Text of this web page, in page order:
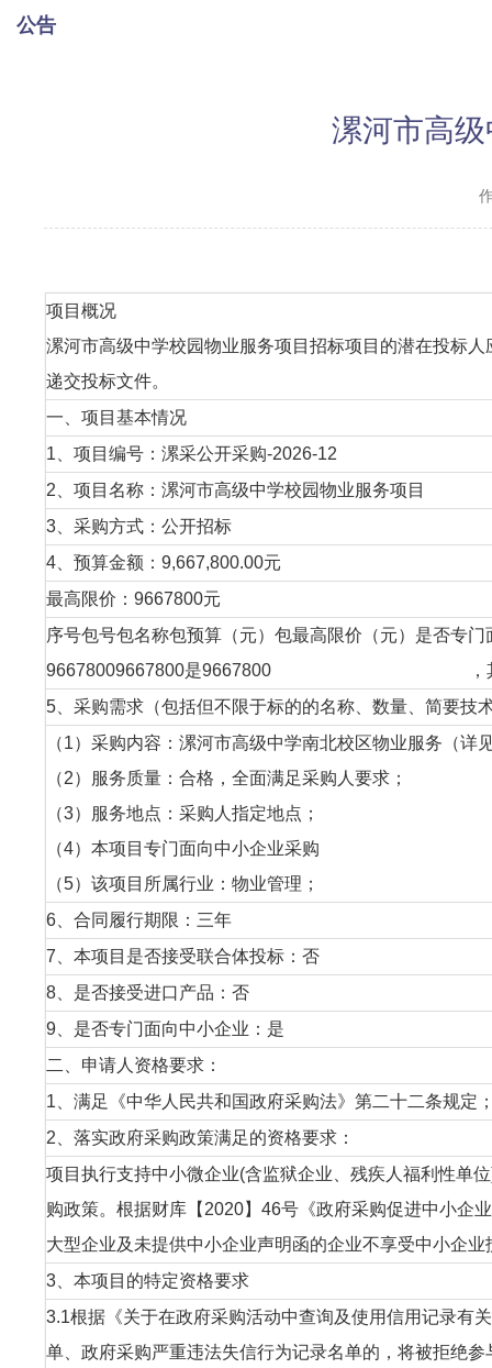
公告
漯河市高
项目概况
漯河市高级中学校园物业服务项目招标项目的潜在投标
递交投标文件。
一、项目基本情况
1、项目编号：漯采公开采购-2026-12
2、项目名称：漯河市高级中学校园物业服务项目
3、采购方式：公开招标
4、预算金额：9,667,800.00元
最高限价：9667800元
序号包号包名称包预算（元）包最高限价（元）是否专
96678009667800是9667800 ，其中小
5、采购需求（包括但不限于标的的名称、数量、简要技
（1）采购内容：漯河市高级中学南北校区物业服务（详
（2）服务质量：合格，全面满足采购人要求；
（3）服务地点：采购人指定地点；
（4）本项目专门面向中小企业采购
（5）该项目所属行业：物业管理；
6、合同履行期限：三年
7、本项目是否接受联合体投标：否
8、是否接受进口产品：否
9、是否专门面向中小企业：是
二、申请人资格要求：
1、满足《中华人民共和国政府采购法》第二十二条规定
2、落实政府采购政策满足的资格要求：
项目执行支持中小微企业(含监狱企业、残疾人福利性单
购政策。根据财库【2020】46号《政府采购促进中小企
大型企业及未提供中小企业声明函的企业不享受中小企
3、本项目的特定资格要求
3.1根据《关于在政府采购活动中查询及使用信用记录有
单、政府采购严重违法失信行为记录名单的，将被拒绝